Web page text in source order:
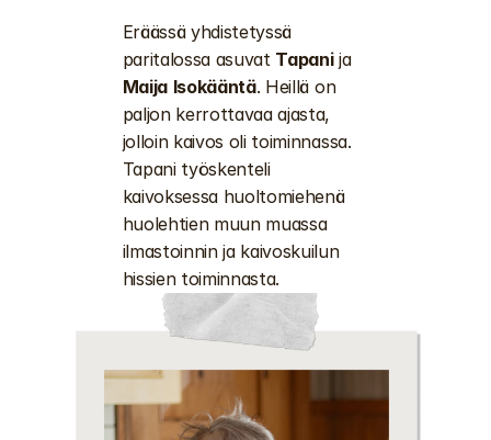
Eräässä yhdistetyssä
paritalossa asuvat Tapani
ja
Maija Isokääntä. Heillä on
paljon kerrottavaa ajasta,
jolloin kaivos oli toiminnassa.
Tapani työskenteli
kaivoksessa huoltomiehenä
huolehtien muun muassa
ilmastoinnin ja kaivoskuilun
hissien toiminnasta.